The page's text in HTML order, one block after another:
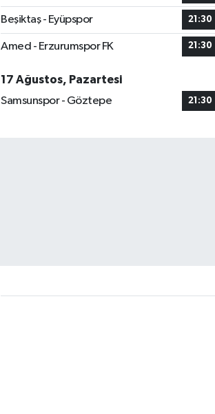
Beşiktaş - Eyüpspor 21:30
Amed - Erzurumspor FK 21:30
17 Ağustos, Pazartesi
Samsunspor - Göztepe
21:30